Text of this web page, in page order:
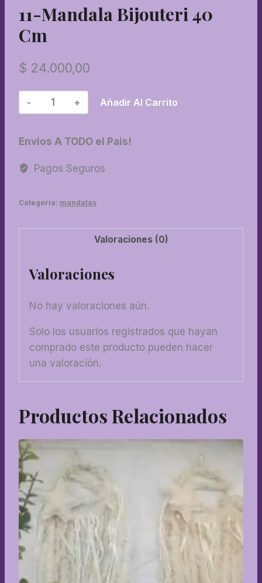
11-Mandala Bijouteri 40
Cm
$ 24.000,00
11-
Mandala
40
cantidad
Añadir Al Carrito
Envios A TODO el Pais!
Pagos Seguros
Categoría: mandalas
Valoraciones (0)
Valoraciones
No hay valoraciones aún.
Solo los usuarios registrados que hayan
comprado este producto pueden hacer
una valoración.
Productos Relacionados